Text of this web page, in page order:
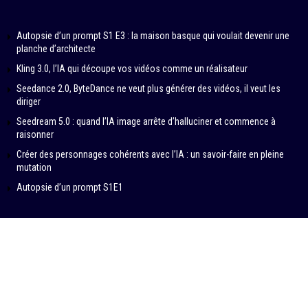
Autopsie d’un prompt S1 E3 : la maison basque qui voulait devenir une
planche d’architecte
Kling 3.0, l’IA qui découpe vos vidéos comme un réalisateur
Seedance 2.0, ByteDance ne veut plus générer des vidéos, il veut les
diriger
Seedream 5.0 : quand l’IA image arrête d’halluciner et commence à
raisonner
Créer des personnages cohérents avec l’IA : un savoir-faire en pleine
mutation
Autopsie d’un prompt S1E1